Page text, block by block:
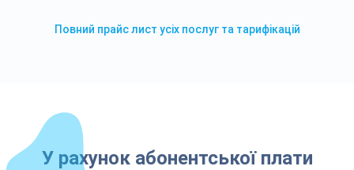
Повний прайс лист усіх послуг та тарифікацій
У рахунок абонентської плати